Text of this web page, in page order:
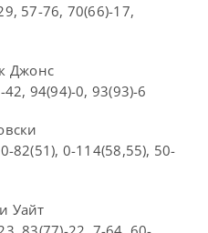
57-76, 70(66)-17,
Джонс
94(94)-0, 93(93)-6
82(51), 0-114(58,55), 50-
Уайт